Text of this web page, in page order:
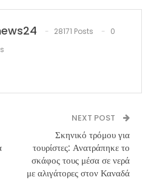
28171 Posts
0
NEXT POST
Σκηνικό τρόμου για
τουρίστες: Ανατράπηκε το
σκάφος τους μέσα σε νερά
με αλιγάτορες στον Καναδά